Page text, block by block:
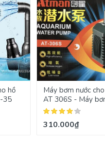
hồ
35
Máy bơm nước
AT 306S - Máy
mini Atman 306s
310.000₫